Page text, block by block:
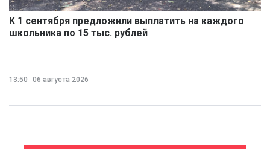
К 1 сентября предложили выплатить на каждого
школьника по 15 тыс. рублей
13:50 06 августа 2026